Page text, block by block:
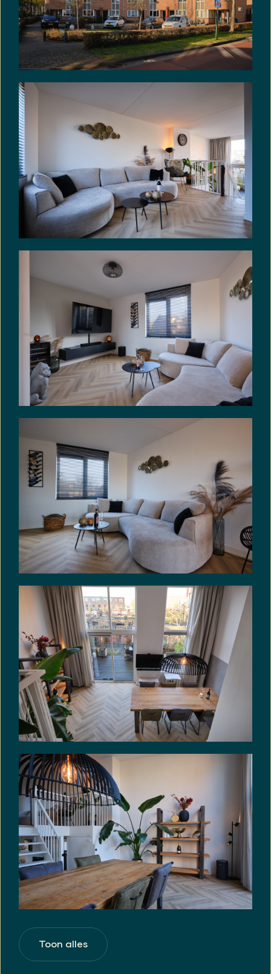
het opbergen van tuinspullen. En extra fijn: je
beschikt over een achterom, wel zo handig!
Kortom: een heerlijke, zonnige en
onderhoudsvriendelijke tuin met karakter, ruimte
én sfeer — precies de plek waar je elk seizoen van
Afmetingen:
Voor de exacte afmetingen van de verschillende
ruimtes verwijzen wij u graag door naar de
plattegronden.
Bijzonderheden
Woonoppervlak: circa 119 m².
Verwarming en warm water d.m.v. een c.v.-
combiketel.
De gehele woning is v.v. strak afgewerkte wanden.
De begane grond, eetverdieping en
woonverdieping zijn v.v. visgraat vloeren in
combinatie met vloerverwarming.
De woning is v.v. dubbele beglazing, vloerisolatie,
dakisolatie en spouwisolatie.
Elektra: ruim voldoende groepen met
aardlekschakelaar(s).
Energielabel: A
Aanvaarding in overleg.
Kijk ook op www.funda.nl bij de digitale 2-D en 3-D
plattegrond en maak gebruik van de mogelijkheid
om zelf je toekomstige huis in te richten met de
Floorplanner.
VRIJBLIJVENDE INFORMATIE
Toon alles